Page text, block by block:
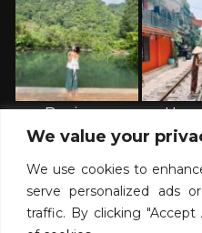
We value your
We use cookies to
serve personalized ads
traffic. By clicking
Banjaran
Hotspring
Retreat – Ipoh